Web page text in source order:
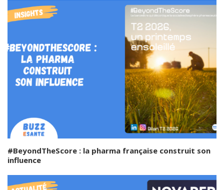
#BeyondTheScore : la pharma française construit son
influence